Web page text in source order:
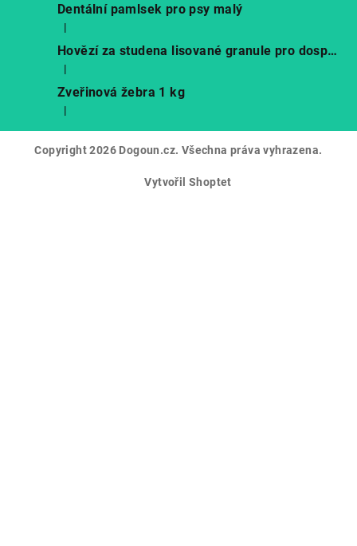
Dentální pamlsek pro psy malý
Hodnocení produktu je 5 z 5 hvězdiček.
|
Hovězí za studena lisované granule pro dospělé psy
Hodnocení produktu je 5 z 5 hvězdiček.
|
Zveřinová žebra 1 kg
Hodnocení produktu je 5 z 5 hvězdiček.
|
Copyright 2026 Dogoun.cz. Všechna práva vyhrazena.
Vytvořil Shoptet